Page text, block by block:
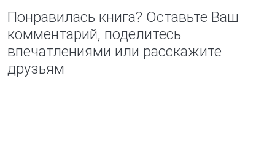
Понравилась книга? Оставьте Ваш
комментарий, поделитесь
впечатлениями или расскажите
друзьям